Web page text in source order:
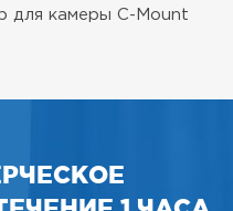
для камеры C-Mount